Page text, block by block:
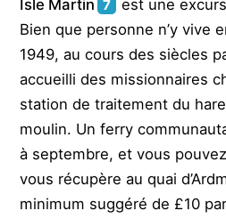
Isle Martin 7
est une
Bien que personne n’y vive
1949, au cours des siècles
accueilli des missionnaires
station de traitement du
moulin. Un ferry
à septembre, et vous
vous récupère au quai
minimum suggéré de £10